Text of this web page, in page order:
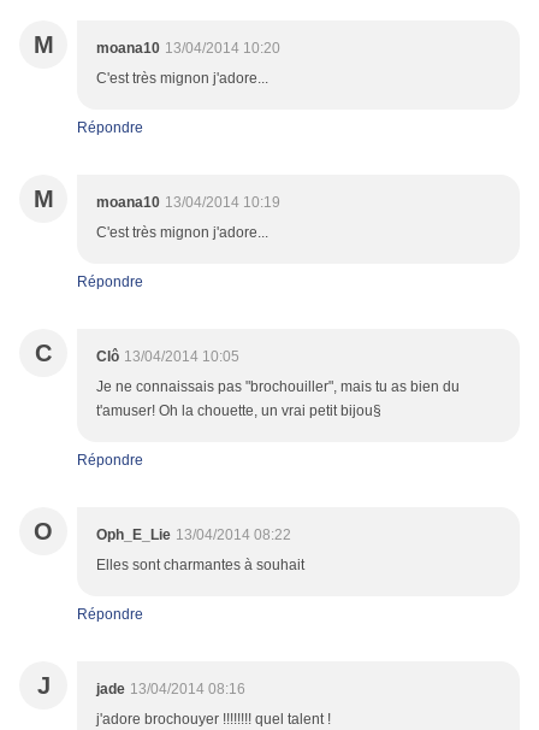
M moana10 13/04/2014 10:20
C'est très mignon j'adore...
Répondre
M moana10 13/04/2014 10:19
C'est très mignon j'adore...
Répondre
C Clô 13/04/2014 10:05
Je ne connaissais pas "brochouiller", mais tu as bien du
t'amuser! Oh la chouette, un vrai petit bijou§
Répondre
O Oph_E_Lie 13/04/2014 08:22
Elles sont charmantes à souhait
Répondre
J jade 13/04/2014 08:16
j'adore brochouyer !!!!!!!! quel talent !